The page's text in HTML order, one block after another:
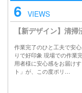
6 VIEWS
【新デザイン】清
作業完了のひと工夫で安
りで好印象 現場での作業
用者様に安心感をお届け
ト」が、この度ポリ…